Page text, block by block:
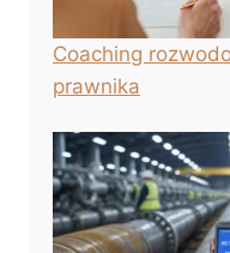
Coaching
prawnika